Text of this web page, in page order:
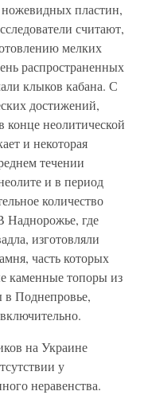
пластин,
считают,
мелких
распространенных
клыков кабана. С
достижений,
неолитической
и некоторая
течении
и в период
количество
Наднорожье, где
изготовляли
часть которых
каменные топоры из
Поднепровье,
на Украине
у
неравенства.